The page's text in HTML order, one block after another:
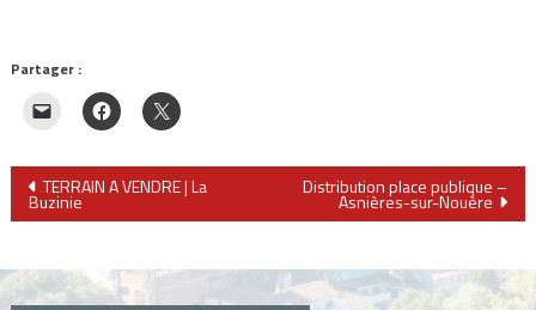
Partager :
Navigation
de
l’article
TERRAIN A VENDRE | La
Buzinie
Distribution place publique –
Asnières-sur-Nouère